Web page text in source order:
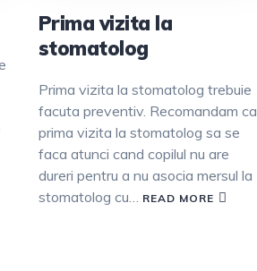
Prima vizita la
stomatolog
Prima vizita la stomatolog trebuie
facuta preventiv. Recomandam ca
prima vizita la stomatolog sa se
faca atunci cand copilul nu are
dureri pentru a nu asocia mersul la
stomatolog cu…
READ MORE